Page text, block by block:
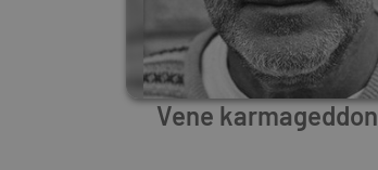
Vene karmageddon